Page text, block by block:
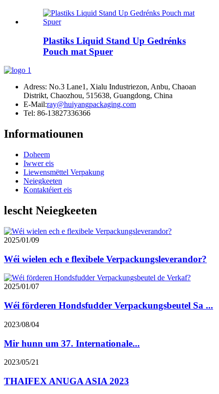
Plastiks Liquid Stand Up Gedrénks
Pouch mat Spuer
Adress: No.3 Lane1, Xialu Industriezon, Anbu, Chaoan
Distrikt, Chaozhou, 515638, Guangdong, China
E-Mail:ray@huiyangpackaging.com
Tel: 86-13827336366
Informatiounen
Doheem
Iwwer eis
Liewensmëttel Verpakung
Neiegkeeten
Kontaktéiert eis
lescht Neiegkeeten
2025/01/09
Wéi wielen ech e flexibele Verpackungsleverandor?
2025/01/07
Wéi förderen Hondsfudder Verpackungsbeutel Sa ...
2023/08/04
Mir hunn um 37. Internationale...
2023/05/21
THAIFEX ANUGA ASIA 2023